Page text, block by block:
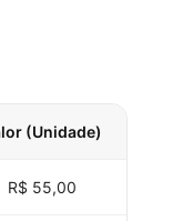
(Unidade)
R$ 55,00